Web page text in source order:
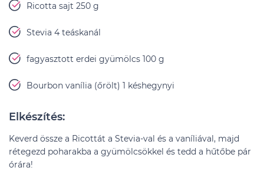
Ricotta sajt 250 g
Stevia 4 teáskanál
fagyasztott erdei gyümölcs 100 g
Bourbon vanília (őrölt) 1 késhegynyi
Elkészítés:
Keverd össze a Ricottát a Stevia-val és a vaníliával, majd
rétegezd poharakba a gyümölcsökkel és tedd a hűtőbe pár
órára!